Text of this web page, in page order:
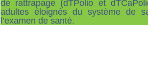
de rattrapage (dTPolio et
adultes éloignés du système de
l’examen de santé.